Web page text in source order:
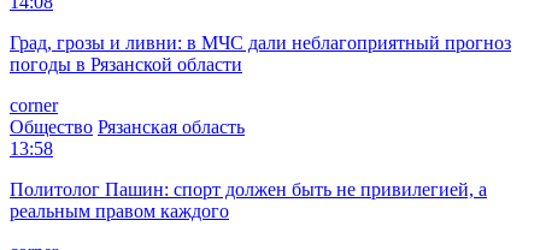
Град, грозы и ливни: в МЧС дали неблагоприятный прогноз
погоды в Рязанской области
corner
Общество Рязанская область
13:58
Политолог Пашин: спорт должен быть не привилегией, а
реальным правом каждого